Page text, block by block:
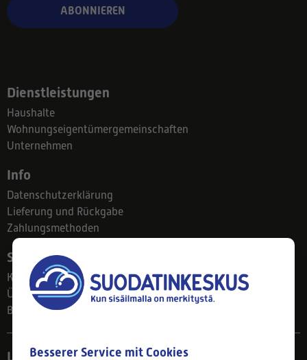
ABONNIEREN
Dienstleistungen
Haushalte
Wohnungseigentümergemeinschaften
Unternehmen
Info
Datenschutzerklärung
Lieferung und Rückgabe
Zahlungsmethoden
Suodatinkeskus
Kontakt
Über uns
Blog
Ladengeschäft
Besserer Service mit Cookies